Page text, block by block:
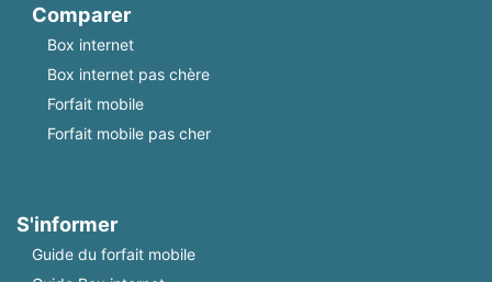
Comparer
Box internet
Box internet pas chère
Forfait mobile
Forfait mobile pas cher
S'informer
Guide du forfait mobile